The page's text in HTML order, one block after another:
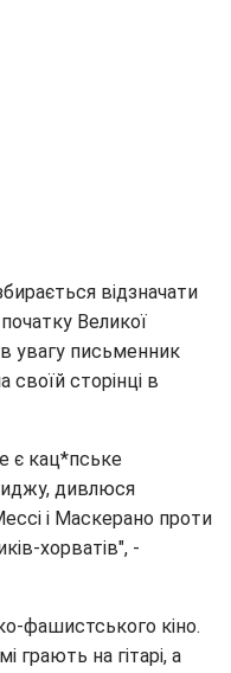
відзначати
Великої
увагу письменник
сторінці в
є кац*пське
дивлюся
і Маскерано проти
хорватів", -
фашистського кіно.
грають на гітарі, а